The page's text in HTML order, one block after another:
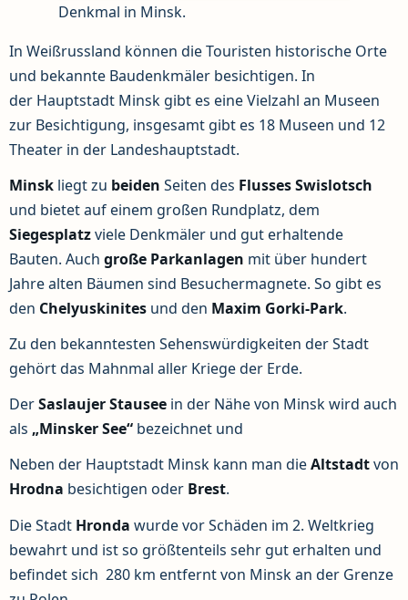
Denkmal in Minsk.
In Weißrussland können die Touristen historische Orte
und bekannte Baudenkmäler besichtigen. In
der Hauptstadt Minsk gibt es eine Vielzahl an Museen
zur Besichtigung, insgesamt gibt es 18 Museen und 12
Theater in der Landeshauptstadt.
Minsk liegt zu beiden Seiten des Flusses Swislotsch
und bietet auf einem großen Rundplatz, dem
Siegesplatzviele Denkmäler und gut erhaltende
Bauten. Auch große Parkanlagen mit über hundert
Jahre alten Bäumen sind Besuchermagnete. So gibt es
den Chelyuskinites und den Maxim Gorki-Park.
Zu den bekanntesten Sehenswürdigkeiten der Stadt
gehört das Mahnmal aller Kriege der Erde.
DerSaslaujer Stausee in der Nähe von Minsk wird auch
als „Minsker See“ bezeichnet und
Neben der Hauptstadt Minsk kann man dieAltstadtvon
Hrodna besichtigen oder Brest.
Die Stadt Hronda wurde vor Schäden im 2. Weltkrieg
bewahrt und ist so größtenteils sehr gut erhalten und
befindet sich 280 km entfernt von Minsk an der Grenze